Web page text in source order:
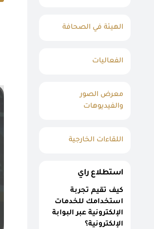
الهيئة في الصحافة
الفعاليات
معرض الصور
والفيديوهات
اللقاءات الخارجية
استطلاع راي
كيف تقيم تجربة
استخدامك للخدمات
الإلكترونية عبر البوابة
الإلكترونية؟